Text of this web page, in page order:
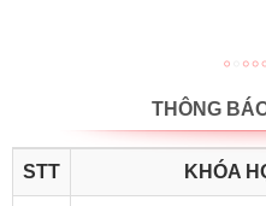
THÔNG
STT KHÓA